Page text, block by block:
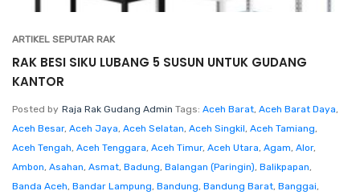
ARTIKEL SEPUTAR RAK
RAK BESI SIKU LUBANG 5 SUSUN UNTUK GUDANG
KANTOR
Posted by Raja Rak Gudang Admin Tags: Aceh Barat, Aceh Barat Daya,
Aceh Besar, Aceh Jaya, Aceh Selatan, Aceh Singkil, Aceh Tamiang,
Aceh Tengah, Aceh Tenggara, Aceh Timur, Aceh Utara, Agam, Alor,
Ambon, Asahan, Asmat, Badung, Balangan (Paringin), Balikpapan,
Banda Aceh, Bandar Lampung, Bandung, Bandung Barat, Banggai,